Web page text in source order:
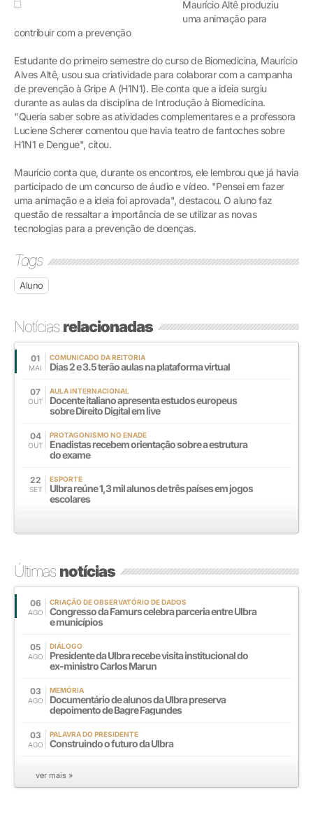
Maurício Altê produziu
uma animação para
contribuir com a prevenção
Estudante do primeiro semestre do curso de Biomedicina, Maurício
Alves Altê, usou sua criatividade para colaborar com a campanha
de prevenção à Gripe A (H1N1). Ele conta que a ideia surgiu
durante as aulas da disciplina de Introdução à Biomedicina.
"Queria saber sobre as atividades complementares e a professora
Luciene Scherer comentou que havia teatro de fantoches sobre
H1N1 e Dengue", citou.
Maurício conta que, durante os encontros, ele lembrou que já havia
participado de um concurso de áudio e vídeo. "Pensei em fazer
uma animação e a ideia foi aprovada", destacou. O aluno faz
questão de ressaltar a importância de se utilizar as novas
tecnologias para a prevenção de doenças.
Tags
Aluno
Notíciasrelacionadas
01
MAI
COMUNICADO DA REITORIA
Dias 2 e 3.5 terão aulas na plataforma virtual
07
OUT
AULA INTERNACIONAL
Docente italiano apresenta estudos europeus
sobre Direito Digital em live
04
OUT
PROTAGONISMO NO ENADE
Enadistas recebem orientação sobre a estrutura
do exame
22
SET
ESPORTE
Ulbra reúne 1,3 mil alunos de três países em jogos
escolares
Últimasnotícias
06
AGO
CRIAÇÃO DE OBSERVATÓRIO DE DADOS
Congresso da Famurs celebra parceria entre Ulbra
e municípios
05
AGO
DIÁLOGO
Presidente da Ulbra recebe visita institucional do
ex-ministro Carlos Marun
03
AGO
MEMÓRIA
Documentário de alunos da Ulbra preserva
depoimento de Bagre Fagundes
03
AGO
PALAVRA DO PRESIDENTE
Construindo o futuro da Ulbra
ver mais »